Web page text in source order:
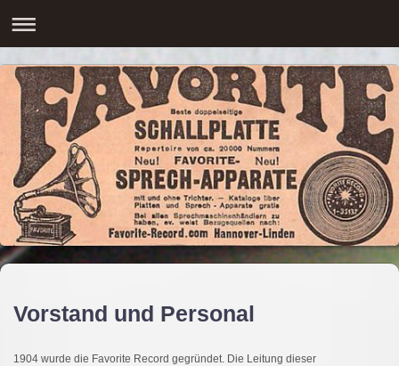
Vorstand und Personal
1904 wurde die Favorite Record gegründet. Die Leitung dieser